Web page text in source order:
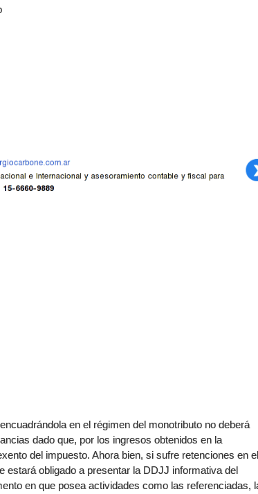
en el régimen del monotributo no deberá
dado que, por los ingresos obtenidos en la
del impuesto. Ahora bien, si sufre retenciones en el
estará obligado a presentar la DDJJ informativa del
en que posea actividades como las referenciadas,